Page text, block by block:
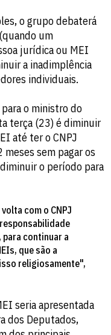
o grupo debaterá
um
jurídica ou MEI
a inadimplência
individuais.
o ministro do
terça (23) é diminuir
até ter o CNPJ
sem pagar os
o período para
com o CNPJ
continuar a
que são a
religiosamente",
seria apresentada
dos Deputados,